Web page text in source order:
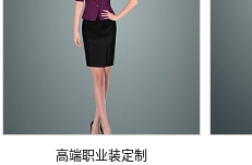
高端职业装定制